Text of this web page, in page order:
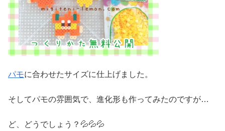
パモに合わせたサイズに仕上げました。
そしてパモの雰囲気で、進化形も作ってみたのですが…
ど、どうでしょう？💦💦💦